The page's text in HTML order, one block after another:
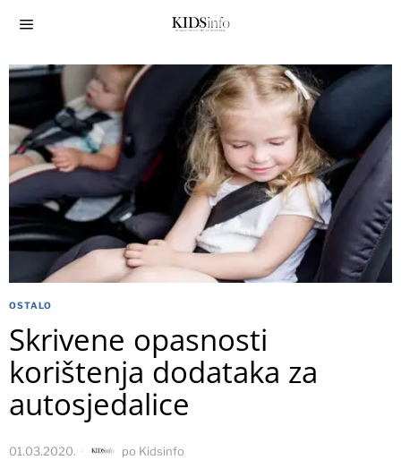
OSTALO
Skrivene opasnosti
korištenja dodataka za
autosjedalice
01.03.2020. po Kidsinfo